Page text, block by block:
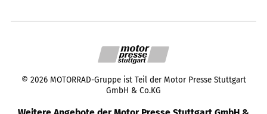
© 2026 MOTORRAD-Gruppe ist Teil der Motor Presse Stuttgart
GmbH & Co.KG